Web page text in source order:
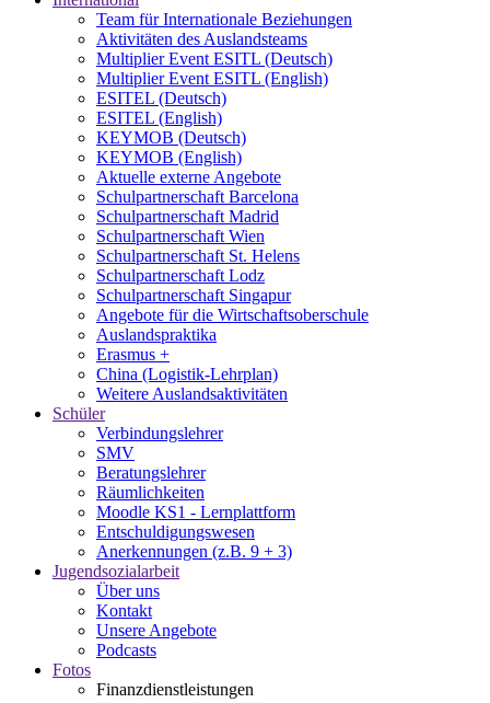
Team für Internationale Beziehungen
Aktivitäten des Auslandsteams
Multiplier Event ESITL (Deutsch)
Multiplier Event ESITL (English)
ESITEL (Deutsch)
ESITEL (English)
KEYMOB (Deutsch)
KEYMOB (English)
Aktuelle externe Angebote
Schulpartnerschaft Barcelona
Schulpartnerschaft Madrid
Schulpartnerschaft Wien
Schulpartnerschaft St. Helens
Schulpartnerschaft Lodz
Schulpartnerschaft Singapur
Angebote für die Wirtschaftsoberschule
Auslandspraktika
Erasmus +
China (Logistik-Lehrplan)
Weitere Auslandsaktivitäten
Schüler
Verbindungslehrer
SMV
Beratungslehrer
Räumlichkeiten
Moodle KS1 - Lernplattform
Entschuldigungswesen
Anerkennungen (z.B. 9 + 3)
Jugendsozialarbeit
Über uns
Kontakt
Unsere Angebote
Podcasts
Fotos
Finanzdienstleistungen